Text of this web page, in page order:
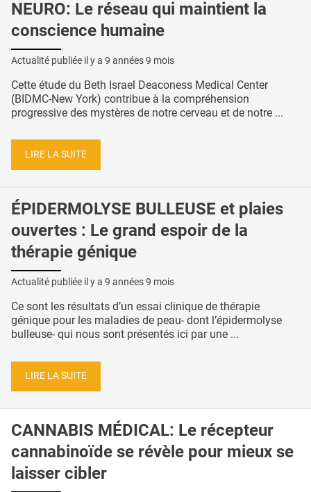
NEURO: Le réseau qui maintient la
conscience humaine
Actualité publiée il y a 9 années 9 mois
Cette étude du Beth Israel Deaconess Medical Center
(BIDMC-New York) contribue à la compréhension
progressive des mystères de notre cerveau et de notre ...
LIRE LA SUITE
ÉPIDERMOLYSE BULLEUSE et plaies
ouvertes : Le grand espoir de la
thérapie génique
Actualité publiée il y a 9 années 9 mois
Ce sont les résultats d’un essai clinique de thérapie
génique pour les maladies de peau- dont l’épidermolyse
bulleuse- qui nous sont présentés ici par une ...
LIRE LA SUITE
CANNABIS MÉDICAL: Le récepteur
cannabinoïde se révèle pour mieux se
laisser cibler